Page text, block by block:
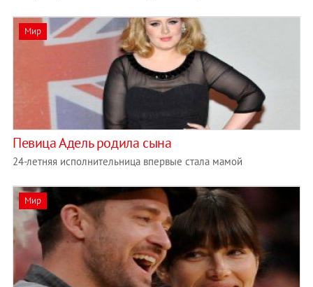
Мир
Певица Адель родила сына
24-летняя исполнительница впервые стала мамой
Мир